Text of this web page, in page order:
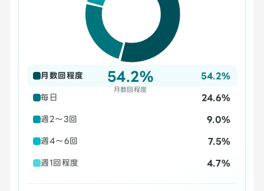
54.2%
月数回程度
月数回程度 54.2%
毎日 24.6%
週2～3回 9.0%
週4～6回 7.5%
週1回程度 4.7%